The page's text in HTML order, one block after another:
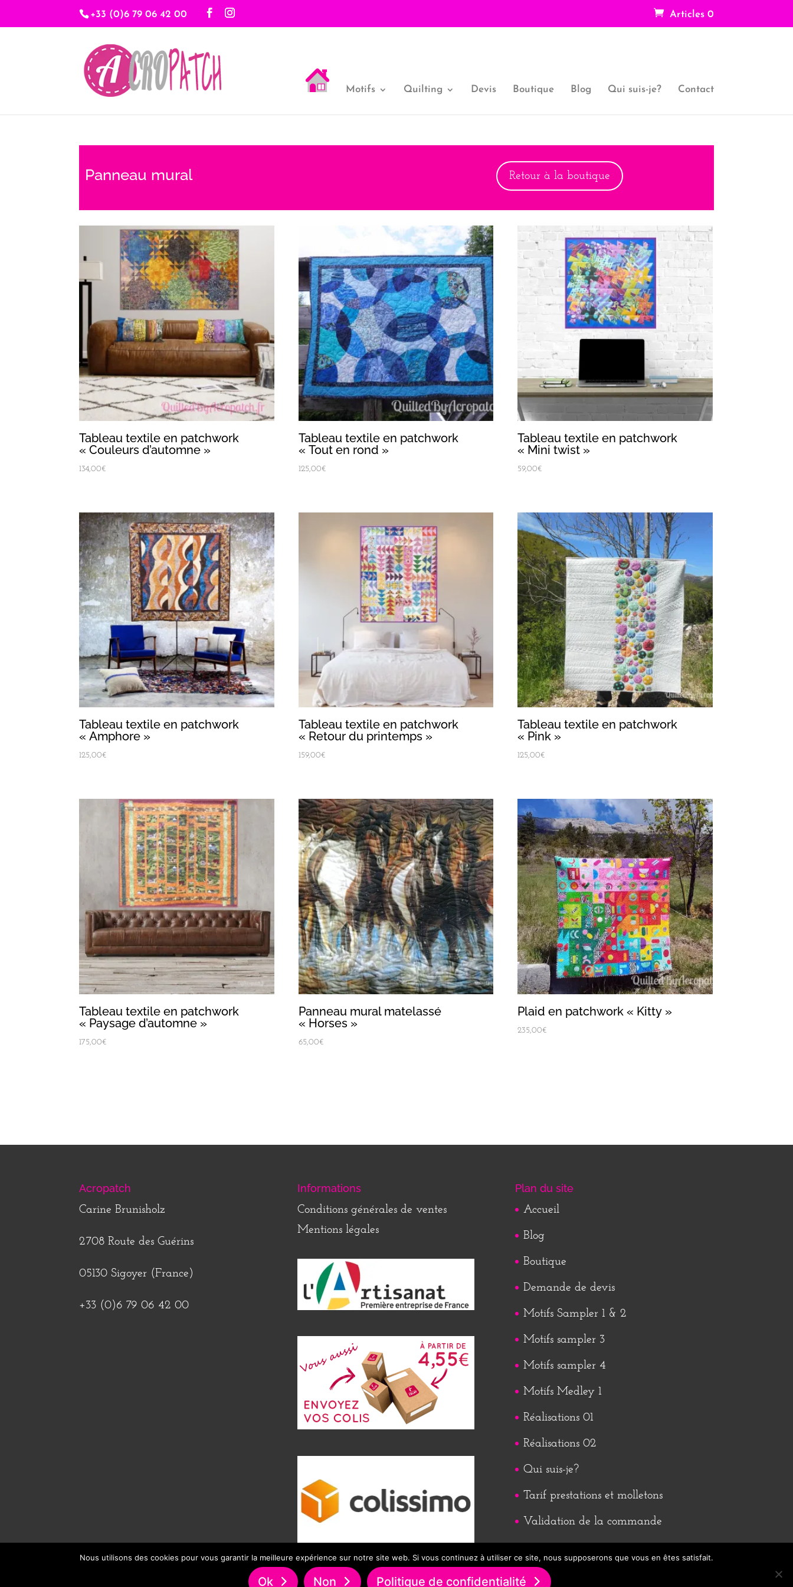
+33 (0)6 79 06 42 00 Articles 0
Motifs Quilting Devis Boutique Blog Qui suis-je? Contact
Panneau mural Retour à la boutique
Tableau textile en patchwork
« Couleurs d’automne »
134,00€
Tableau textile en patchwork
« Tout en rond »
125,00€
Tableau textile en patchwork
« Mini twist »
59,00€
Tableau textile en patchwork
« Amphore »
125,00€
Tableau textile en patchwork
« Retour du printemps »
159,00€
Tableau textile en patchwork
« Pink »
125,00€
Tableau textile en patchwork
« Paysage d’automne »
175,00€
Panneau mural matelassé
« Horses »
65,00€
Plaid en patchwork « Kitty »
235,00€
Acropatch
Carine Brunisholz
2708 Route des Guérins
05130 Sigoyer (France)
+33 (0)6 79 06 42 00
Informations
Conditions générales de ventes
Mentions légales
Plan du site
Accueil
Blog
Boutique
Demande de devis
Motifs Sampler 1 & 2
Motifs sampler 3
Motifs sampler 4
Motifs Medley 1
Réalisations 01
Réalisations 02
Qui suis-je?
Tarif prestations et molletons
Validation de la commande
Nous utilisons des cookies pour vous garantir la meilleure expérience sur notre site web. Si vous continuez à utiliser ce site, nous supposerons que vous en êtes satisfait.
Ok Non Politique de confidentialité